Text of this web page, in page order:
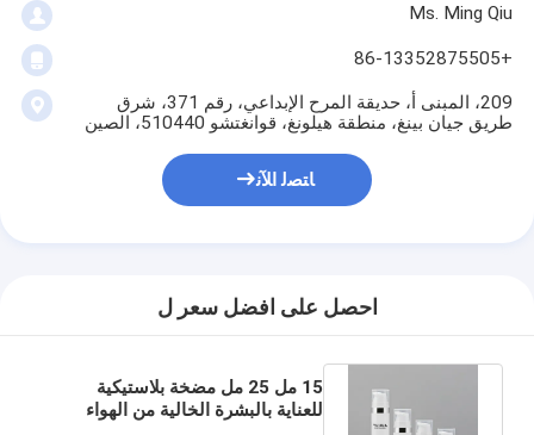
Ms. Ming Qiu
+86-13352875505
209، المبنى أ، حديقة المرح الإبداعي، رقم 371، شرق
طريق جيان بينغ، منطقة هيلونغ، قوانغتشو 510440، الصين
ﺎﺘﺼﻟ ﺍﻶﻧ
احصل على افضل سعر ل
15 مل 25 مل مضخة بلاستيكية
للعناية بالبشرة الخالية من الهواء